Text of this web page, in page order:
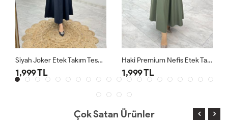
Siyah Joker Etek Takım Tesettür Giyim
1,999 TL
Haki Premium Nefis Etek Takım
1,999 TL
Çok Satan Ürünler